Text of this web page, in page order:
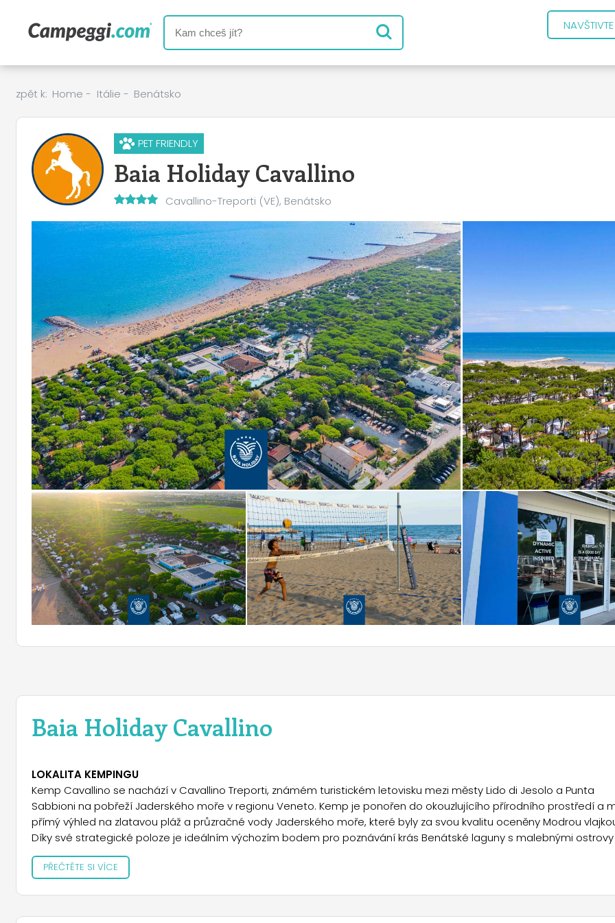
zpět k: Home - Itálie - Benátsko
PET FRIENDLY
Baia Holiday Cavallino
Cavallino-Treporti (VE), Benátsko
Baia Holiday Cavallino
LOKALITA KEMPINGU
Kemp Cavallino se nachází v Cavallino Treporti, známém turistickém letovisku mezi městy Lido di Jesolo a Punta
Sabbioni na pobřeží Jaderského moře v regionu Veneto. Kemp je ponořen do okouzlujícího přírodního prostředí a
přímý výhled na zlatavou pláž a průzračné vody Jaderského moře, které byly za svou kvalitu oceněny Modrou
Díky své strategické poloze je ideálním výchozím bodem pro poznávání krás Benátské laguny s malebnými
díky pohodlnému trajektovému spojení z Punta Sabbioni i pro rychlé dosažení slavných Benátek. Nedaleké Jesolo
nabízí rušný noční život, zábavní parky a širokou nabídku aktivit pro všechny věkové kategorie.
Kemp Camping Village Cavallino nabízí různé typy ubytování, navržené tak, aby vyhovovaly potřebám každého
PŘEČTĚTE SI VÍCE